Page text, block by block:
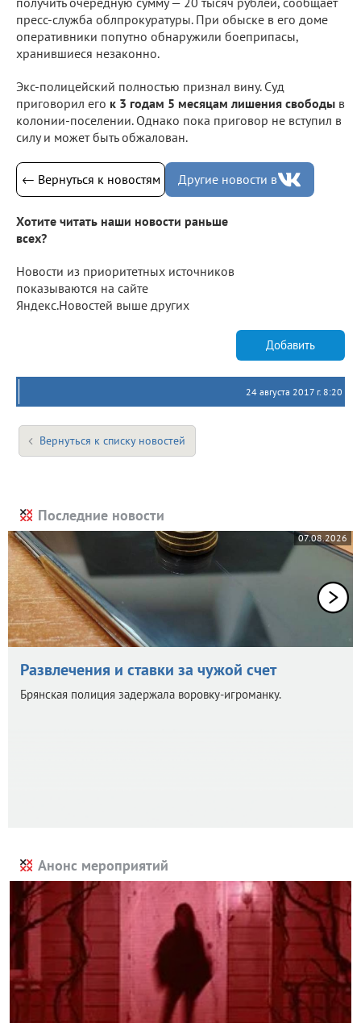
пресс-служба облпрокуратуры. При обыске в его доме
оперативники попутно обнаружили боеприпасы,
хранившиеся незаконно.
Экс-полицейский полностью признал вину. Суд
приговорил его к 3 годам 5 месяцам лишения свободы в
колонии-поселении. Однако пока приговор не вступил в
силу и может быть обжалован.
← Вернуться к новостям Другие новости в
Хотите читать наши новости раньше
всех?
Новости из приоритетных источников
показываются на сайте
Яндекс.Новостей выше других
Добавить
24 августа 2017 г. 8:20
Вернуться к списку новостей
Последние новости
07.08.2026
Развлечения и ставки за чужой счет
Брянская полиция задержала воровку-игроманку.
Анонс мероприятий